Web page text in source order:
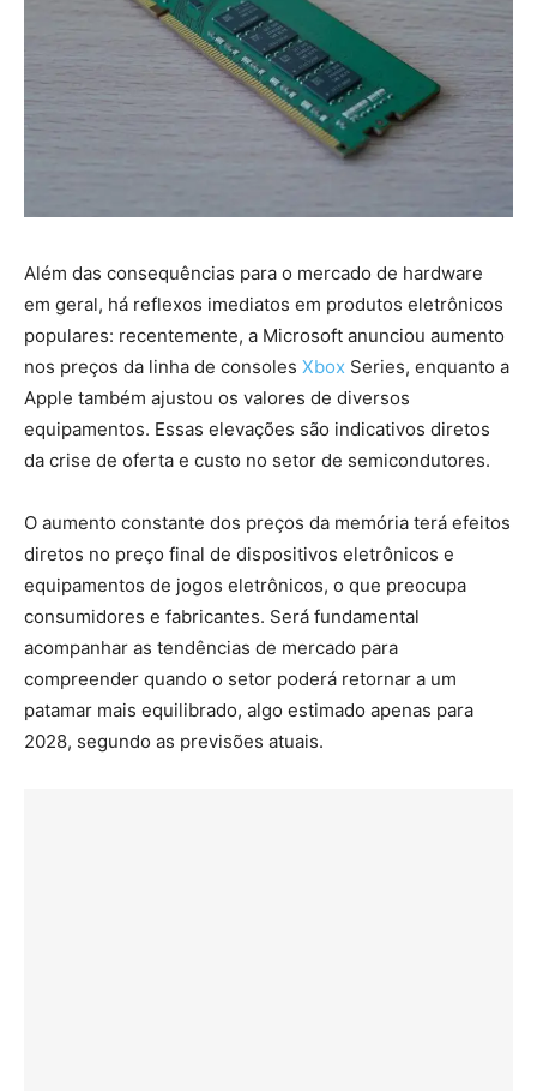
Além das consequências para o mercado de hardware
em geral, há reflexos imediatos em produtos eletrônicos
populares: recentemente, a Microsoft anunciou aumento
nos preços da linha de consoles Xbox Series, enquanto a
Apple também ajustou os valores de diversos
equipamentos. Essas elevações são indicativos diretos
da crise de oferta e custo no setor de semicondutores.
O aumento constante dos preços da memória terá efeitos
diretos no preço final de dispositivos eletrônicos e
equipamentos de jogos eletrônicos, o que preocupa
consumidores e fabricantes. Será fundamental
acompanhar as tendências de mercado para
compreender quando o setor poderá retornar a um
patamar mais equilibrado, algo estimado apenas para
2028, segundo as previsões atuais.